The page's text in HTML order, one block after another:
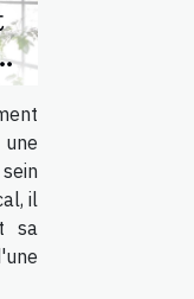
il
sa